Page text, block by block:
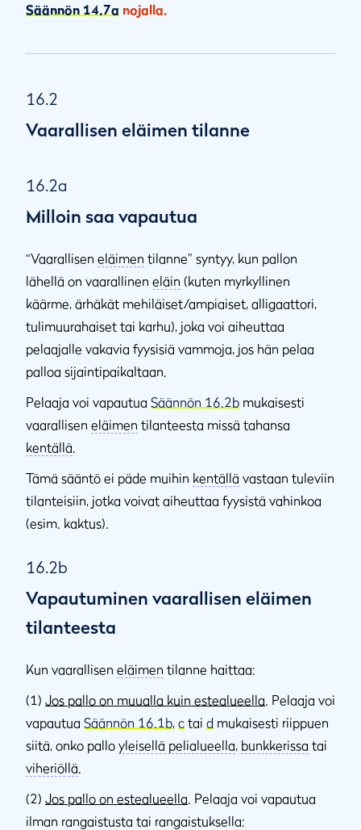
Säännön 14.7a nojalla.
16.2
Vaarallisen eläimen tilanne
16.2a
Milloin saa vapautua
“Vaarallisen eläimen tilanne” syntyy, kun pallon
lähellä on vaarallinen eläin (kuten myrkyllinen
käärme, ärhäkät mehiläiset/ampiaiset, alligaattori,
tulimuurahaiset tai karhu), joka voi aiheuttaa
pelaajalle vakavia fyysisiä vammoja, jos hän pelaa
palloa sijaintipaikaltaan.
Pelaaja voi vapautua Säännön 16.2b mukaisesti
vaarallisen eläimen tilanteesta missä tahansa
kentällä
Tämä sääntö ei päde muihin kentällä vastaan tuleviin
tilanteisiin, jotka voivat aiheuttaa fyysistä vahinkoa
(esim. kaktus).
16.2b
Vapautuminen vaarallisen eläimen
tilanteesta
Kun vaarallisen eläimen tilanne haittaa:
(1) Jos pallo on muualla kuin estealueella . Pelaaja voi
vapautua Säännön 16.1b, c tai d mukaisesti riippuen
siitä, onko pallo yleisellä pelialueella, bunkkerissa tai
viheriöllä
(2) Jos pallo on estealueella . Pelaaja voi vapautua
ilman rangaistusta tai rangaistuksella: